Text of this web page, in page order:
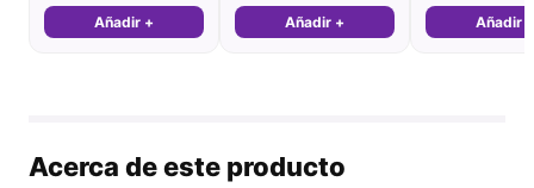
Añadir + Añadir + Añadir +
Acerca de este producto